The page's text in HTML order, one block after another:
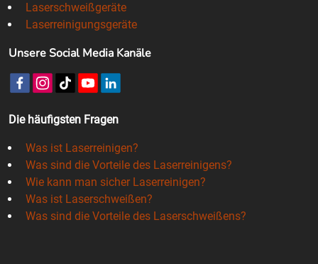
Laserschweißgeräte
Laserreinigungsgeräte
Unsere Social Media Kanäle
Die häufigsten Fragen
Was ist Laserreinigen?
Was sind die Vorteile des Laserreinigens?
Wie kann man sicher Laserreinigen?
Was ist Laserschweißen?
Was sind die Vorteile des Laserschweißens?